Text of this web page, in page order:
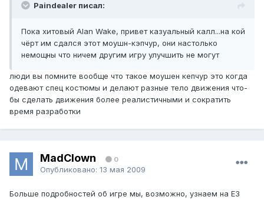
Paindealer писал:
Пока хитовый Alan Wake, привет казуальный калл...на кой
чёрт им сдался этот моушн-кэпчур, они настолько
немощны что ничем другим игру улучшить не могут
люди вы помните вообще что такое моушен кепчур это когда
одевают спец костюмы и делают разные тело движения что-
бы сделать движения более реалистичными и сократить
время разработки
MadClown 0
Опубликовано: 13 мая 2009
Больше подробностей об игре мы, возможно, узнаем на E3